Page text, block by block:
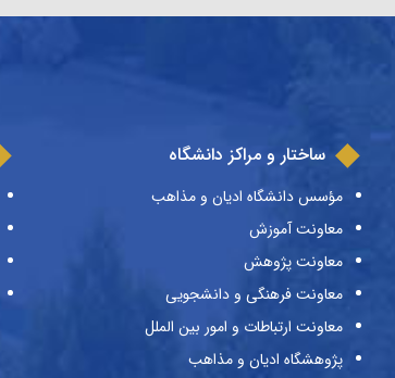
ساختار و مراکز دانشگاه
مؤسس دانشگاه ادیان و مذاهب
معاونت آموزش
معاونت پژوهش
معاونت فرهنگی و دانشجویی
معاونت ارتباطات و امور بین الملل
پژوهشگاه ادیان و مذاهب